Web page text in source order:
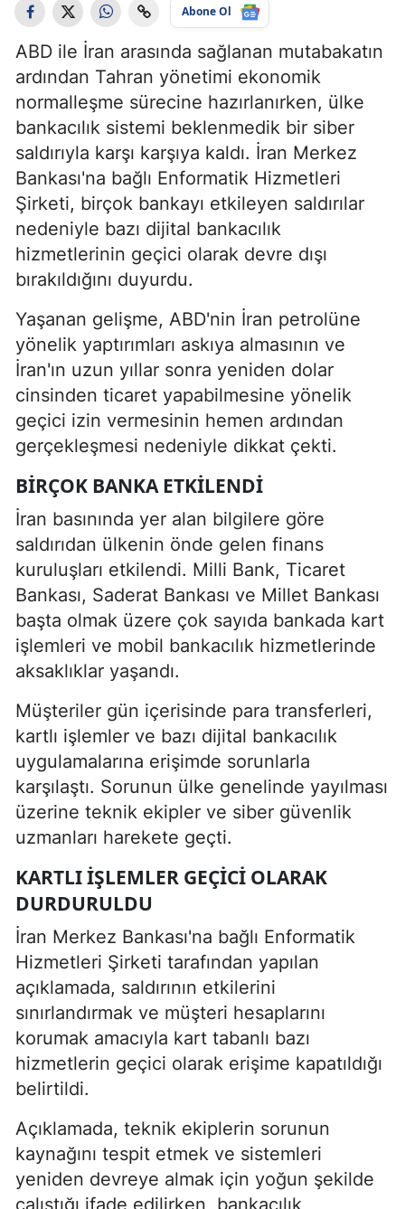
Abone Ol
ABD ile İran arasında sağlanan mutabakatın
ardından Tahran yönetimi ekonomik
normalleşme sürecine hazırlanırken, ülke
bankacılık sistemi beklenmedik bir siber
saldırıyla karşı karşıya kaldı. İran Merkez
Bankası'na bağlı Enformatik Hizmetleri
Şirketi, birçok bankayı etkileyen saldırılar
nedeniyle bazı dijital bankacılık
hizmetlerinin geçici olarak devre dışı
bırakıldığını duyurdu.
Yaşanan gelişme, ABD'nin İran petrolüne
yönelik yaptırımları askıya almasının ve
İran'ın uzun yıllar sonra yeniden dolar
cinsinden ticaret yapabilmesine yönelik
geçici izin vermesinin hemen ardından
gerçekleşmesi nedeniyle dikkat çekti.
BIRÇOK BANKA ETKILENDI
İran basınında yer alan bilgilere göre
saldırıdan ülkenin önde gelen finans
kuruluşları etkilendi. Milli Bank, Ticaret
Bankası, Saderat Bankası ve Millet Bankası
başta olmak üzere çok sayıda bankada kart
işlemleri ve mobil bankacılık hizmetlerinde
aksaklıklar yaşandı.
Müşteriler gün içerisinde para transferleri,
kartlı işlemler ve bazı dijital bankacılık
uygulamalarına erişimde sorunlarla
karşılaştı. Sorunun ülke genelinde yayılması
üzerine teknik ekipler ve siber güvenlik
uzmanları harekete geçti.
KARTLI IŞLEMLER GEÇICI OLARAK
DURDURULDU
İran Merkez Bankası'na bağlı Enformatik
Hizmetleri Şirketi tarafından yapılan
açıklamada, saldırının etkilerini
sınırlandırmak ve müşteri hesaplarını
korumak amacıyla kart tabanlı bazı
hizmetlerin geçici olarak erişime kapatıldığı
belirtildi.
Açıklamada, teknik ekiplerin sorunun
kaynağını tespit etmek ve sistemleri
yeniden devreye almak için yoğun şekilde
çalıştığı ifade edilirken, bankacılık